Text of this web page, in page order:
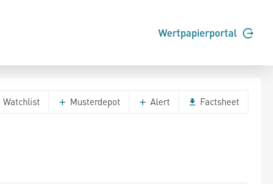
Wertpapierportal
Watchlist Musterdepot Alert Factsheet